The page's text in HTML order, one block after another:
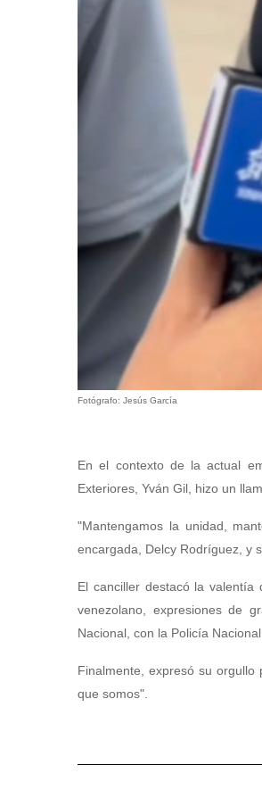
Fotógrafo: Jesús García
En el contexto de la actual
Exteriores, Yván Gil, hizo un
"Mantengamos la unidad,
encargada, Delcy Rodríguez, y
El canciller destacó la valentía
venezolano, expresiones de
Nacional, con la Policía
Finalmente, expresó su
que somos".